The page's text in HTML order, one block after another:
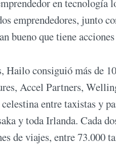
en tecnología
emprendedores, junto
bueno que tiene
Hailo consiguió más de
Accel Partners,
entre taxistas y
y toda Irlanda. Cada
de viajes, entre 73.000